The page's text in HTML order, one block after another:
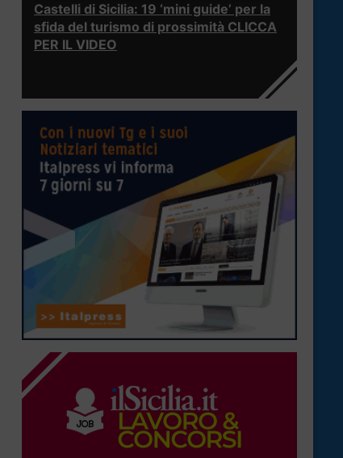
Castelli di Sicilia: 19 ‘mini guide’ per la
sfida del turismo di prossimità CLICCA
PER IL VIDEO